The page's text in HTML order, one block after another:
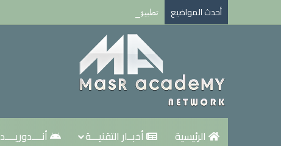
أحدث المواضيع تطبيق تروكولر بريميوم جولد Truecaller Premium Gold مهكر للاندرويد اخر اصدار
الرئيسية أخبــار التقنيـــة أنــــدوريــــد